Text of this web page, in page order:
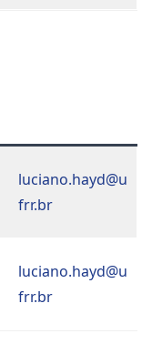
luciano.hayd@u
frr.br
luciano.hayd@u
frr.br